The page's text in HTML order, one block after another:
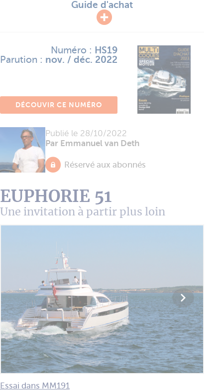
Guide d'achat
Publié le 28/10/2022
Par Emmanuel van Deth
Réservé aux abonnés
Numéro : HS19
Parution : nov. / déc. 2022
DÉCOUVIR CE NUMÉRO
EUPHORIE 51
Une invitation à partir plus loin
Essai dans MM191